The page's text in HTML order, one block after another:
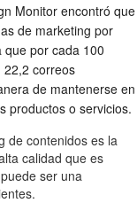
Monitor encontró que
de marketing por
que por cada 100
22,2 correos
de mantenerse en
productos o servicios.
de contenidos es la
calidad que es
ser una